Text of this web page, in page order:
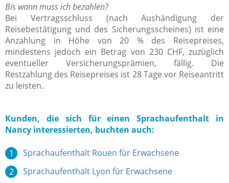
Bis wann muss ich bezahlen?
Bei Vertragsschluss (nach Aushändigung der
Reisebestätigung und des Sicherungsscheines) ist eine
Anzahlung in Höhe von 20 % des Reisepreises,
mindestens jedoch ein Betrag von 230 CHF, zuzüglich
eventueller Versicherungsprämien, fällig. Die
Restzahlung des Reisepreises ist 28 Tage vor Reiseantritt
zu leisten.
Kunden, die sich für einen Sprachaufenthalt in
Nancy interessierten, buchten auch:
Sprachaufenthalt Rouen für Erwachsene
Sprachaufenthalt Lyon für Erwachsene